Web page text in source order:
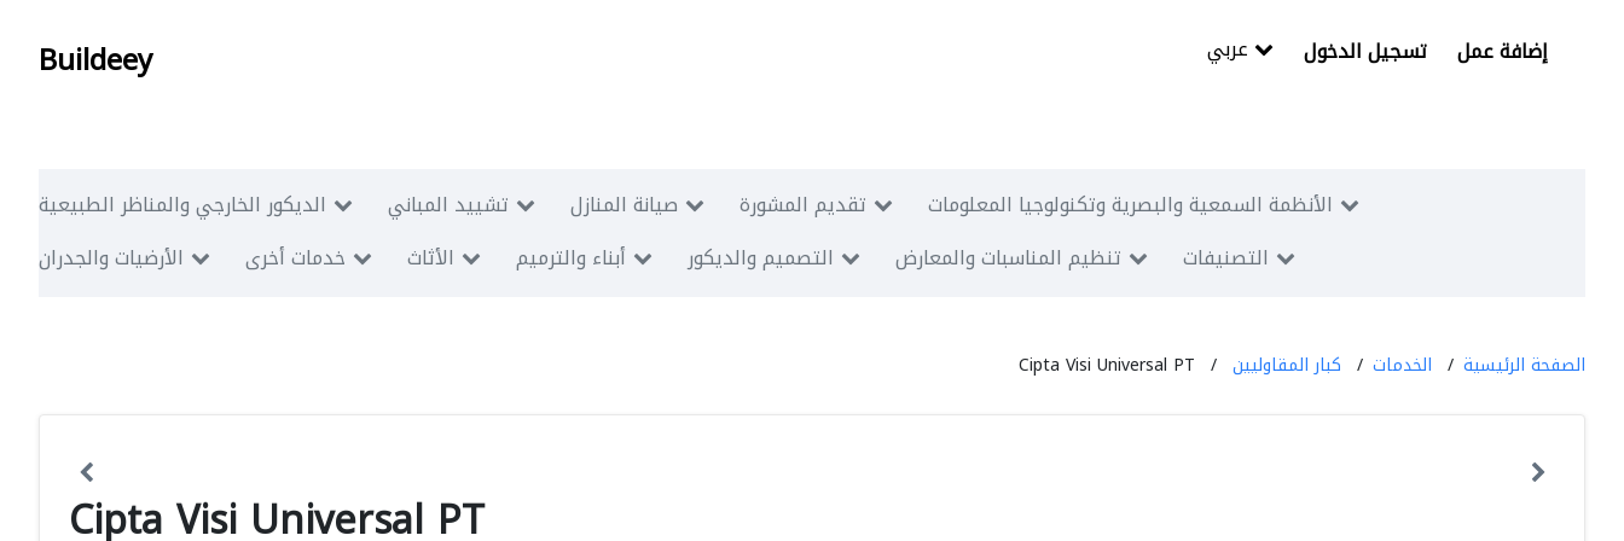
Buildeey تسجيل الدخول إضافة عمل
الديكور الخارجي والمناظر الطبيعية تشييد المباني صيانة المنازل تقديم المشورة
الأنظمة السمعية والبصرية وتكنولوجيا المعلومات
الأرضيات والجدران
خدمات أخرى الأثاث أبناء والترميم التصميم والديكور تنظيم المناسبات والمعارض التصنيفات
الصفحة الرئيسية الخدمات كبار المقاوليين Cipta Visi Universal PT
Cipta Visi Universal PT